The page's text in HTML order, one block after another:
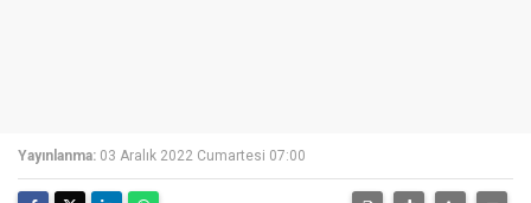
Yayınlanma: 03 Aralık 2022 Cumartesi 07:00